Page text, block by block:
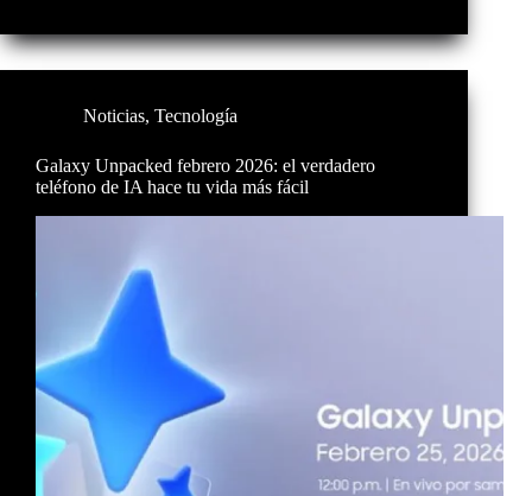
Noticias, Tecnología
Galaxy Unpacked febrero 2026: el verdadero
teléfono de IA hace tu vida más fácil